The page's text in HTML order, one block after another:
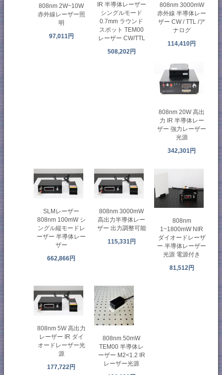
808nm 2W~10W
赤外線レーザー照
明
97,011円
IR 半導体レーザー
シングルモード
0.7mm ラウンド
スポット TEM00
レーザー CW/TTL
508,202円
808nm 3000mW
赤外線 半導体レー
ザー CW / TTL /ア
ナログ
114,410円
808nm 20W 高出
力 IR 半導体レー
ザー 強力レーザー
光源
342,301円
SLMレーザー
808nm 100mW シ
ングル縦モードレ
ーザー 半導体レー
ザー
662,866円
808nm 3000mW
高出力半導体レー
ザー 出力調整可能
115,331円
808nm
1~1800mW NIR
ダイオードレーザ
ー 半導体レーザー
光源 電源付き
81,512円
808nm 5W 高出力
レーザー IR ダイ
オードレーザー光
源
177,722円
808nm 50mW
TEM00 半導体レ
ーザー M2<1.2 IR
レーザー光源